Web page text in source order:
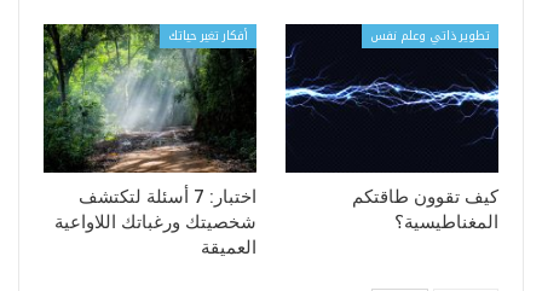
تطوير ذاتي وعلم نفس
كيف تقوون طاقتكم
المغناطيسية؟
أفكار تغير حياتك
اختبار: 7 أسئلة لتكتشف
شخصيتك ورغباتك اللاواعية
العميقة